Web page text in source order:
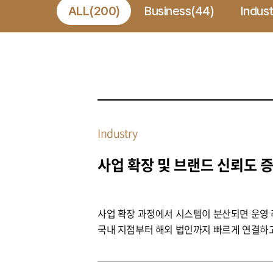
ALL(200) Business(44)
Industry
사업 확장 및 브랜드 신뢰도
사업 확장 과정에서 시스템이 분산되면 운
국내 지점부터 해외 법인까지 빠르게 연결